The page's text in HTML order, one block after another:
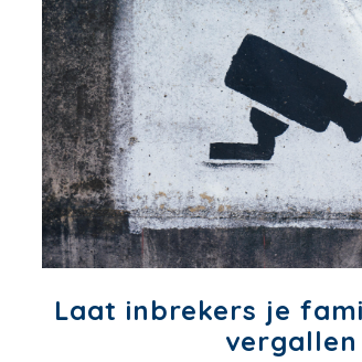
Laat inbrekers je
vergallen